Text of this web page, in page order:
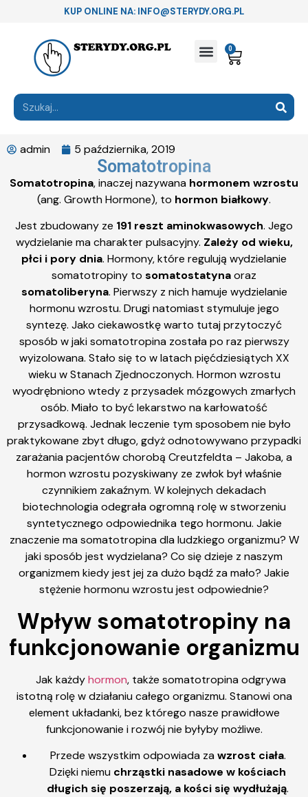
KUP ONLINE NA: INFO@STERYDY.ORG.PL
0
admin 5 października, 2019
Somatotropina
Somatotropina, inaczej nazywana hormonem wzrostu
(ang. Growth Hormone), to hormon białkowy.
Jest zbudowany ze 191 reszt aminokwasowych. Jego
wydzielanie ma charakter pulsacyjny. Zależy od wieku,
płci i pory dnia. Hormony, które regulują wydzielanie
somatotropiny to somatostatynaoraz
somatoliberyna. Pierwszy z nich hamuje wydzielanie
hormonu wzrostu. Drugi natomiast stymuluje jego
syntezę. Jako ciekawostkę warto tutaj przytoczyć
sposób w jaki somatotropina została po raz pierwszy
wyizolowana. Stało się to w latach pięćdziesiątych XX
wieku w Stanach Zjednoczonych. Hormon wzrostu
wyodrębniono wtedy z przysadek mózgowych zmarłych
osób. Miało to być lekarstwo na karłowatość
przysadkową. Jednak leczenie tym sposobem nie było
praktykowane zbyt długo, gdyż odnotowywano przypadki
zarażania pacjentów chorobą Creutzfeldta – Jakoba, a
hormon wzrostu pozyskiwany ze zwłok był właśnie
czynnikiem zakaźnym. W kolejnych dekadach
biotechnologia odegrała ogromną rolę w stworzeniu
syntetycznego odpowiednika tego hormonu. Jakie
znaczenie ma somatotropina dla ludzkiego organizmu? W
jaki sposób jest wydzielana? Co się dzieje z naszym
organizmem kiedy jest jej za dużo bądź za mało? Jakie
stężenie hormonu wzrostu jest odpowiednie?
Wpływ somatotropiny na
funkcjonowanie organizmu
Jak każdyhormon, także somatotropina odgrywa
istotną rolę w działaniu całego organizmu. Stanowi ona
element układanki, bez którego nasze prawidłowe
funkcjonowanie i rozwój nie byłyby możliwe.
Przede wszystkim odpowiada za wzrost ciała.
Dzięki niemu chrząstki nasadowe w kościach
długich się poszerzają, a kości się wydłużają.